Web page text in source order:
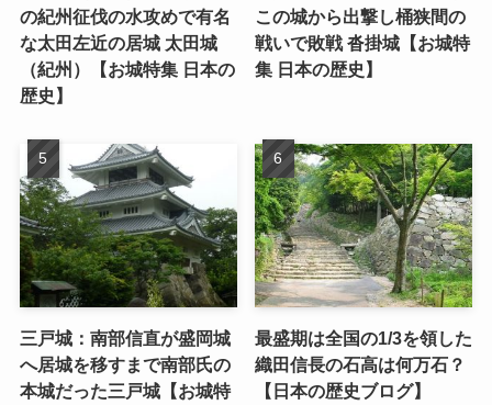
の紀州征伐の水攻めで有名
な太田左近の居城 太田城
（紀州）【お城特集 日本の
歴史】
この城から出撃し桶狭間の
戦いで敗戦 沓掛城【お城特
集 日本の歴史】
三戸城：南部信直が盛岡城
へ居城を移すまで南部氏の
本城だった三戸城【お城特
最盛期は全国の1/3を領した
織田信長の石高は何万石？
【日本の歴史ブログ】